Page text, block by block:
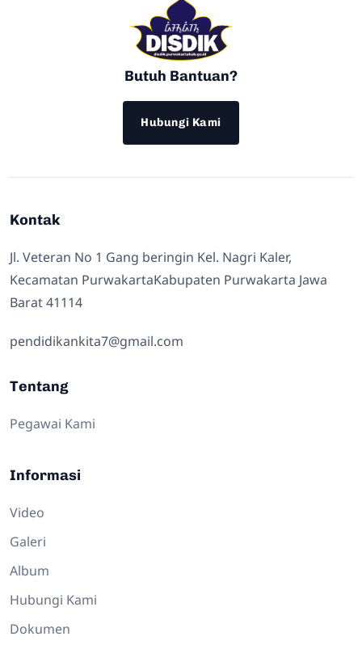
Butuh Bantuan?
Hubungi Kami
Kontak
Jl. Veteran No 1 Gang beringin Kel. Nagri Kaler,
Kecamatan PurwakartaKabupaten Purwakarta Jawa
Barat 41114
pendidikankita7@gmail.com
Tentang
Pegawai Kami
Informasi
Video
Galeri
Album
Hubungi Kami
Dokumen